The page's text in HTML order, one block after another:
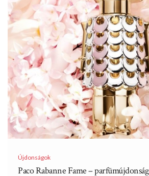
Újdonságok
Paco Rabanne Fame – parfümújdonság